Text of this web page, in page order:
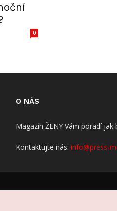
0
O NÁS
Magazín ŽENY Vám poradí
Kontaktujte nás: info@press-